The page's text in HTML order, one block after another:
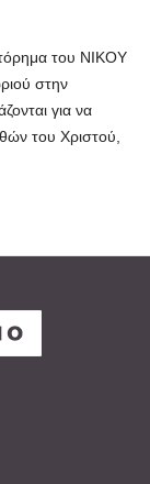
του ΝΙΚΟΥ
στην
για να
του Χριστού,